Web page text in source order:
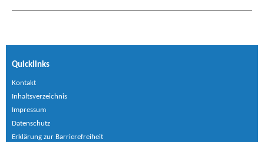
Quicklinks
Kontakt
Inhaltsverzeichnis
Impressum
Datenschutz
Erklärung zur Barrierefreiheit